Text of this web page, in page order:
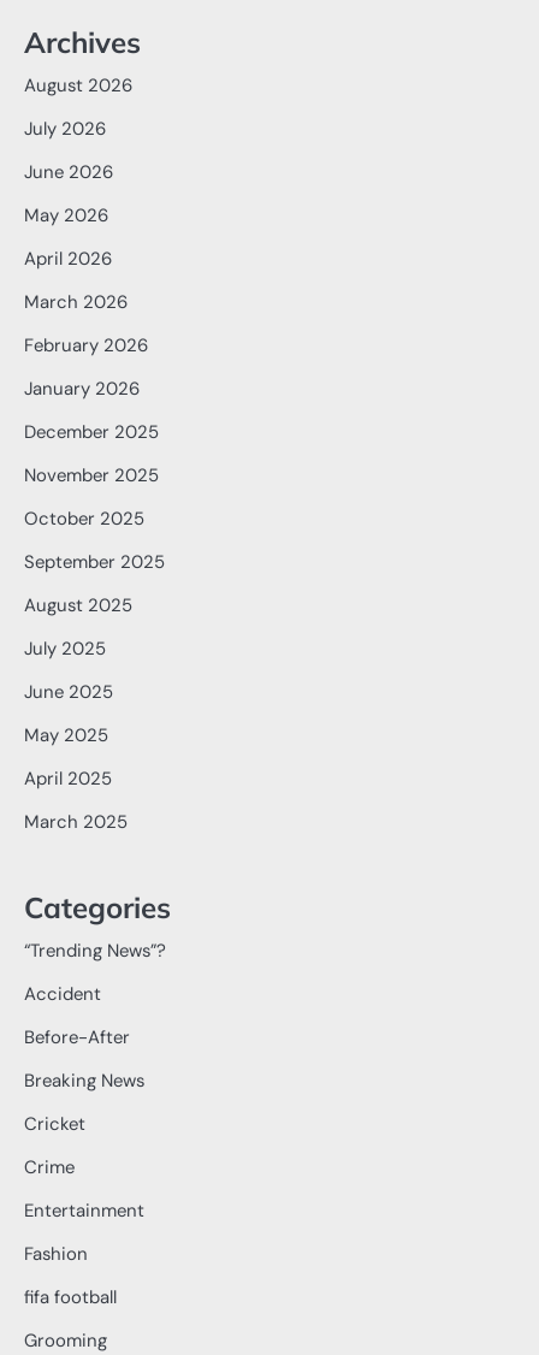
Archives
August 2026
July 2026
June 2026
May 2026
April 2026
March 2026
February 2026
January 2026
December 2025
November 2025
October 2025
September 2025
August 2025
July 2025
June 2025
May 2025
April 2025
March 2025
Categories
“Trending News”?
Accident
Before-After
Breaking News
Cricket
Crime
Entertainment
Fashion
fifa football
Grooming